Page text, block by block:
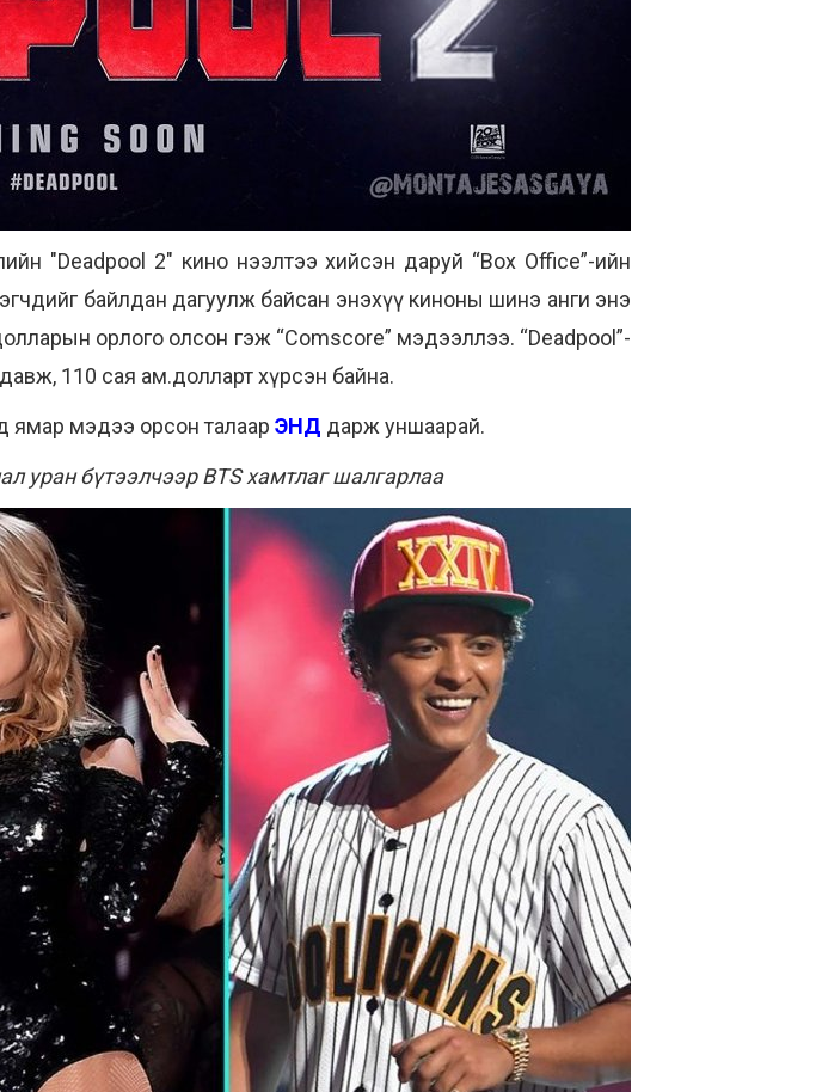
"Deadpool 2" кино нээлтээ хийсэн даруй “Box Office”-ийн
байлдан дагуулж байсан энэхүү киноны шинэ анги энэ
орлого олсон гэж “Comscore” мэдээллээ. “Deadpool”-
110 сая ам.долларт хүрсэн байна.
ямар мэдээ орсон талаар ЭНД дарж уншаарай.
уран бүтээлчээр BTS хамтлаг шалгарлаа